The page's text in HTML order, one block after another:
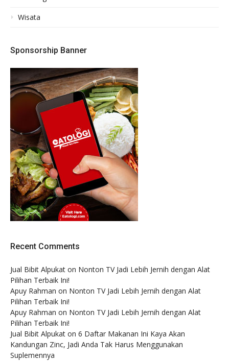
Wisata
Sponsorship Banner
Recent Comments
Jual Bibit Alpukat on Nonton TV Jadi Lebih Jernih dengan Alat
Pilihan Terbaik Ini!
Apuy Rahman on Nonton TV Jadi Lebih Jernih dengan Alat
Pilihan Terbaik Ini!
Apuy Rahman on Nonton TV Jadi Lebih Jernih dengan Alat
Pilihan Terbaik Ini!
Jual Bibit Alpukat on 6 Daftar Makanan Ini Kaya Akan
Kandungan Zinc, Jadi Anda Tak Harus Menggunakan
Suplemennya